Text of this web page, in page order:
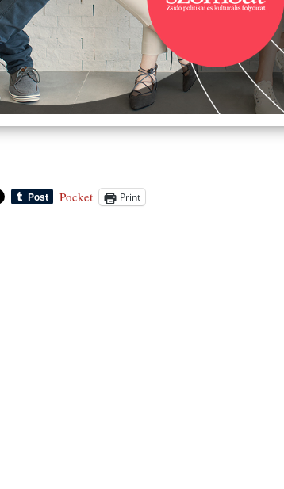
Pocket Print